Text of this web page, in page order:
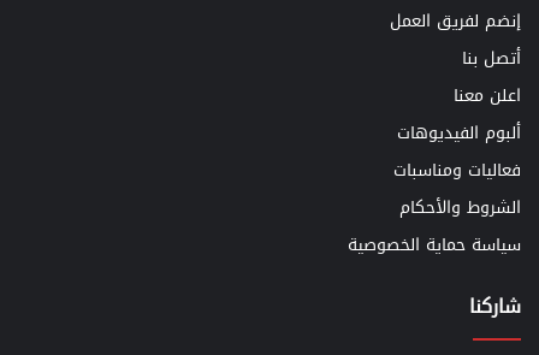
إنضم لفريق العمل
أتصل بنا
اعلن معنا
ألبوم الفيديوهات
فعاليات ومناسبات
الشروط والأحكام
سياسة حماية الخصوصية
شاركنا